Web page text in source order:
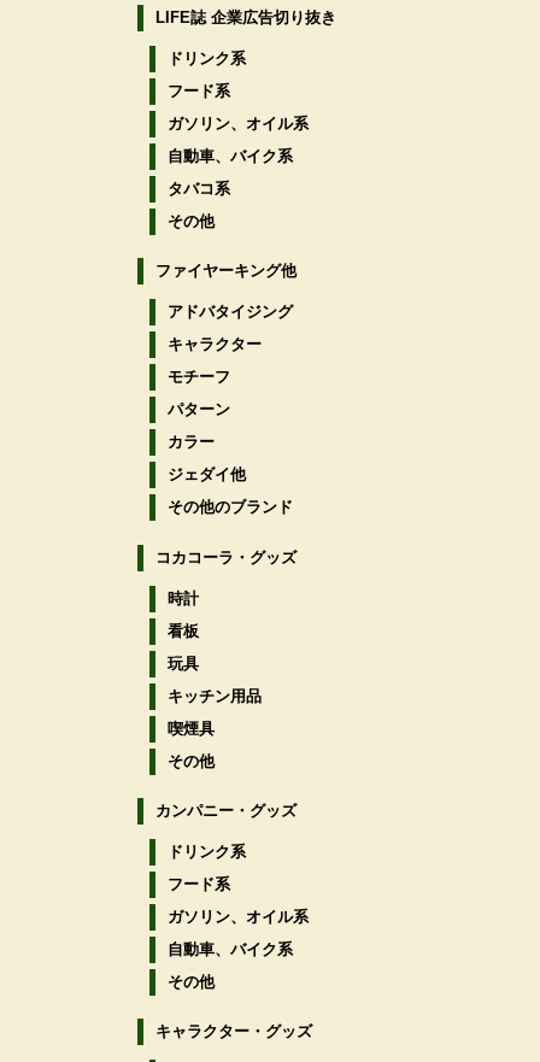
LIFE誌 企業広告切り抜き
ドリンク系
フード系
ガソリン、オイル系
自動車、バイク系
タバコ系
その他
ファイヤーキング他
アドバタイジング
キャラクター
モチーフ
パターン
カラー
ジェダイ他
その他のブランド
コカコーラ・グッズ
時計
看板
玩具
キッチン用品
喫煙具
その他
カンパニー・グッズ
ドリンク系
フード系
ガソリン、オイル系
自動車、バイク系
その他
キャラクター・グッズ